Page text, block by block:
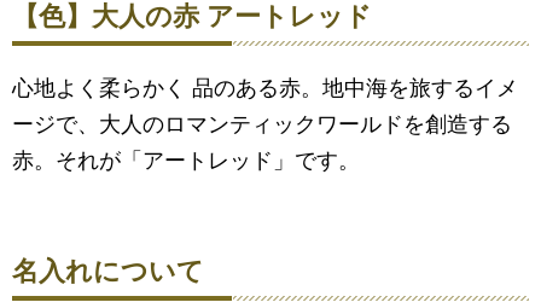
【色】大人の赤 アートレッド
心地よく柔らかく 品のある赤。地中海を旅するイメ
ージで、大人のロマンティックワールドを創造する
赤。それが「アートレッド」です。
名入れについて